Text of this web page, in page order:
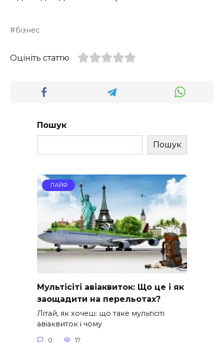
бізнес
Оцініть статтю
Пошук
Пошук
ЛАЙФ
Мультісіті авіаквиток: Що це і як
заощадити на перельотах?
Літай, як хочеш: що таке мультісіті
авіаквиток і чому
0 17